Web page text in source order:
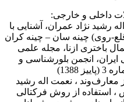
داخلی و خارجی:
رشيد نژاد عمران، آشنايی با
روی) چينه سان – چينه کران
باختری ازنا، مجله علمی
انجمن بلورشناسی و
معارف‌وند ، نعمت اله رشيد
، استفاده از روش فرکتالی